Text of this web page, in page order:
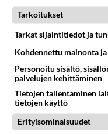
Esim. Ericsson
(4 ?) muuta" .
Äänestä
Pullamummi
2018-02-27 11:00:36
Minulla on
Tarkoitukset
Tarkat sijaintitiedot ja
Kohdennettu mainonta
Personoitu sisältö,
palvelujen kehittäminen
Tietojen tallentaminen
tietojen käyttö
Erityisominaisuudet